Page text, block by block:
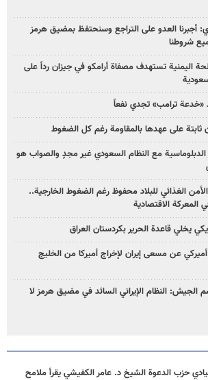
أجبرنا العدو على التراجع وسنحتفظ بمضيق هرمز
شروطنا
اليمنية تستهدف مصفاة أرامكو في جيزان رداً على
«خدعة ترامب» تجدي نفعاً
ثابتة على عهدها بالمقاومة رغم كل الضغوط
الدبلوماسية مع النظام السعودي غير مجدٍ والصواب هو
الأمن الغذائي للبلاد محفوظ رغم الضغوط الخارجية..
المعركة الاقتصادية
يخلي قاعدة الحرير بكردستان العراق
أميركي عن مسعى إيران لإخراج أميركا من الخليج
الجيش: النظام الإيراني السائد في مضيق هرمز لا
حزب الدعوة الشيخ د. عامر الكفيشي يقرأ ملامح